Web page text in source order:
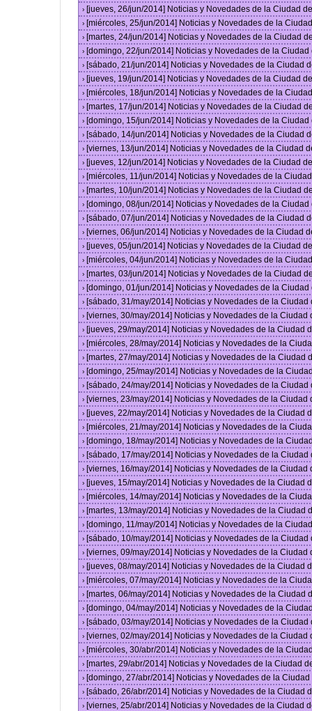
› [jueves, 26/jun/2014] Noticias y Novedades de la Ciudad
› [miércoles, 25/jun/2014] Noticias y Novedades de la
› [martes, 24/jun/2014] Noticias y Novedades de la Ciudad
› [domingo, 22/jun/2014] Noticias y Novedades de la
› [sábado, 21/jun/2014] Noticias y Novedades de la Ciudad
› [jueves, 19/jun/2014] Noticias y Novedades de la Ciudad
› [miércoles, 18/jun/2014] Noticias y Novedades de la
› [martes, 17/jun/2014] Noticias y Novedades de la Ciudad
› [domingo, 15/jun/2014] Noticias y Novedades de la
› [sábado, 14/jun/2014] Noticias y Novedades de la Ciudad
› [viernes, 13/jun/2014] Noticias y Novedades de la Ciudad
› [jueves, 12/jun/2014] Noticias y Novedades de la Ciudad
› [miércoles, 11/jun/2014] Noticias y Novedades de la
› [martes, 10/jun/2014] Noticias y Novedades de la Ciudad
› [domingo, 08/jun/2014] Noticias y Novedades de la
› [sábado, 07/jun/2014] Noticias y Novedades de la Ciudad
› [viernes, 06/jun/2014] Noticias y Novedades de la Ciudad
› [jueves, 05/jun/2014] Noticias y Novedades de la Ciudad
› [miércoles, 04/jun/2014] Noticias y Novedades de la
› [martes, 03/jun/2014] Noticias y Novedades de la Ciudad
› [domingo, 01/jun/2014] Noticias y Novedades de la
› [sábado, 31/may/2014] Noticias y Novedades de la
› [viernes, 30/may/2014] Noticias y Novedades de la
› [jueves, 29/may/2014] Noticias y Novedades de la Ciudad
› [miércoles, 28/may/2014] Noticias y Novedades de la
› [martes, 27/may/2014] Noticias y Novedades de la Ciudad
› [domingo, 25/may/2014] Noticias y Novedades de la
› [sábado, 24/may/2014] Noticias y Novedades de la
› [viernes, 23/may/2014] Noticias y Novedades de la
› [jueves, 22/may/2014] Noticias y Novedades de la Ciudad
› [miércoles, 21/may/2014] Noticias y Novedades de la
› [domingo, 18/may/2014] Noticias y Novedades de la
› [sábado, 17/may/2014] Noticias y Novedades de la
› [viernes, 16/may/2014] Noticias y Novedades de la
› [jueves, 15/may/2014] Noticias y Novedades de la Ciudad
› [miércoles, 14/may/2014] Noticias y Novedades de la
› [martes, 13/may/2014] Noticias y Novedades de la Ciudad
› [domingo, 11/may/2014] Noticias y Novedades de la
› [sábado, 10/may/2014] Noticias y Novedades de la
› [viernes, 09/may/2014] Noticias y Novedades de la
› [jueves, 08/may/2014] Noticias y Novedades de la Ciudad
› [miércoles, 07/may/2014] Noticias y Novedades de la
› [martes, 06/may/2014] Noticias y Novedades de la Ciudad
› [domingo, 04/may/2014] Noticias y Novedades de la
› [sábado, 03/may/2014] Noticias y Novedades de la
› [viernes, 02/may/2014] Noticias y Novedades de la
› [miércoles, 30/abr/2014] Noticias y Novedades de la
› [martes, 29/abr/2014] Noticias y Novedades de la Ciudad
› [domingo, 27/abr/2014] Noticias y Novedades de la
› [sábado, 26/abr/2014] Noticias y Novedades de la Ciudad
› [viernes, 25/abr/2014] Noticias y Novedades de la Ciudad